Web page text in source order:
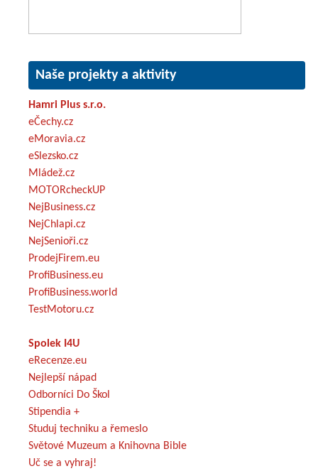
Naše projekty a aktivity
Hamri Plus s.r.o.
eČechy.cz
eMoravia.cz
eSlezsko.cz
Mládež.cz
MOTORcheckUP
NejBusiness.cz
NejChlapi.cz
NejSenioři.cz
ProdejFirem.eu
ProfiBusiness.eu
ProfiBusiness.world
TestMotoru.cz
Spolek I4U
eRecenze.eu
Nejlepší nápad
Odborníci Do Škol
Stipendia +
Studuj techniku a řemeslo
Světové Muzeum a Knihovna Bible
Uč se a vyhraj!